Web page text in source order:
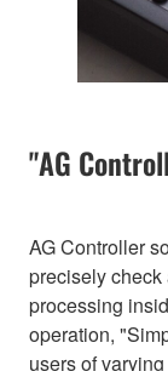
"AG
AG Controller
precisely
processing
operation,
users of